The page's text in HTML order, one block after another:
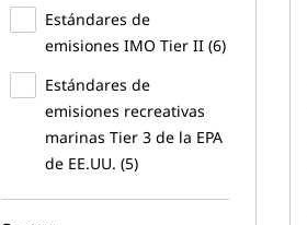
Estándares de
emisiones IMO Tier II (6)
Estándares de
emisiones recreativas
marinas Tier 3 de la EPA
de EE.UU. (5)